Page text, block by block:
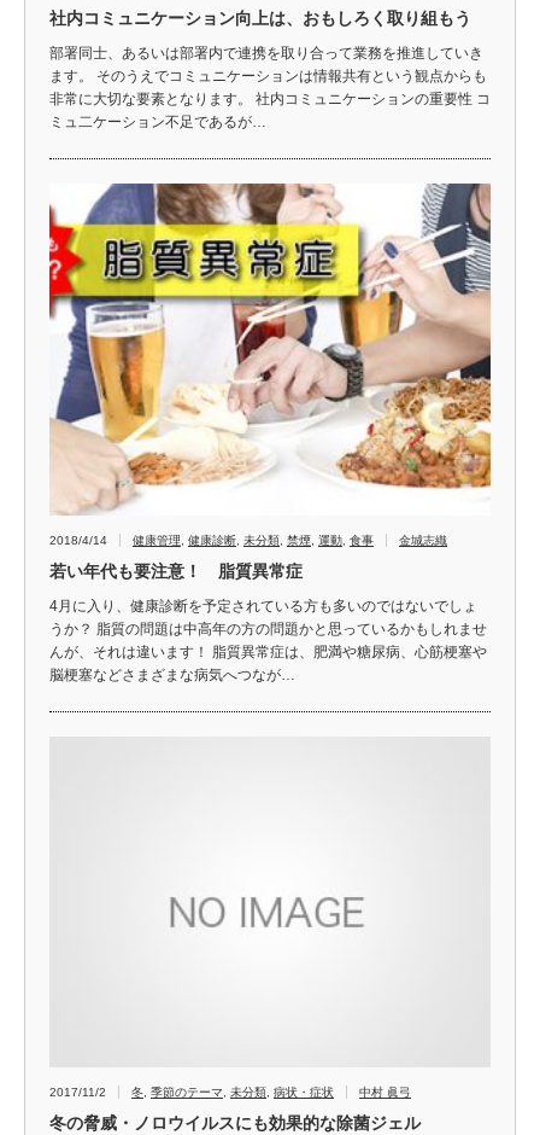
社内コミュニケーション向上は、おもしろく取り組もう
部署同士、あるいは部署内で連携を取り合って業務を推進していき
ます。 そのうえでコミュニケーションは情報共有という観点からも
非常に大切な要素となります。 社内コミュニケーションの重要性 コ
ミュ二ケーション不足であるが…
2018/4/14 健康管理 健康診断 未分類 禁煙 運動 食事 金城志織
若い年代も要注意！ 脂質異常症
4月に入り、健康診断を予定されている方も多いのではないでしょ
うか？ 脂質の問題は中高年の方の問題かと思っているかもしれませ
んが、それは違います！ 脂質異常症は、肥満や糖尿病、心筋梗塞や
脳梗塞などさまざまな病気へつなが…
2017/11/2 冬, 季節のテーマ, 未分類, 病状・症状 中村 眞弓
冬の脅威・ノロウイルスにも効果的な除菌ジェル